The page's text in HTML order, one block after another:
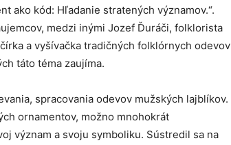
ako kód: Hľadanie stratených významov.“.
medzi inými Jozef Ďuráči, folklorista
a vyšívačka tradičných folklórnych odevov
táto téma zaujíma.
spracovania odevov mužských lajblíkov.
ornamentov, možno mnohokrát
význam a svoju symboliku. Sústredil sa na